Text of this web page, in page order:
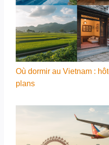
Où dormir au Vietnam :
plans